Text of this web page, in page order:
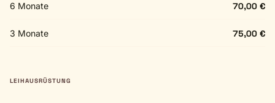
6 Monate 70,00 €
3 Monate 75,00 €
LEIHAUSRÜSTUNG